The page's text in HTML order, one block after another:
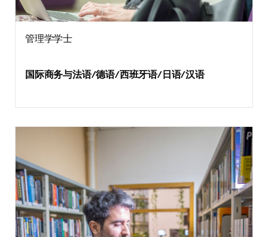
管理学学士
国际商务与法语/德语/西班牙语/日语/汉语